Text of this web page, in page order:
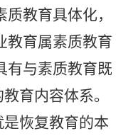
教育具体化，
教育属素质教育
有与素质教育既
育内容体系。
恢复教育的本